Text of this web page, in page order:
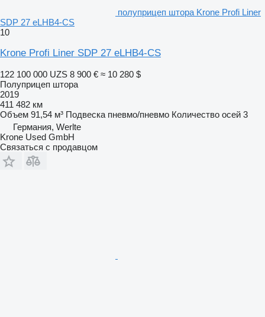
полуприцеп штора Krone Profi Liner
SDP 27 eLHB4-CS
10
Krone Profi Liner SDP 27 eLHB4-CS
122 100 000 UZS 8 900 € ≈ 10 280 $
Полуприцеп штора
2019
411 482 км
Объем 91,54 м³ Подвеска пневмо/пневмо Количество осей 3
Германия, Werlte
Krone Used GmbH
Связаться с продавцом